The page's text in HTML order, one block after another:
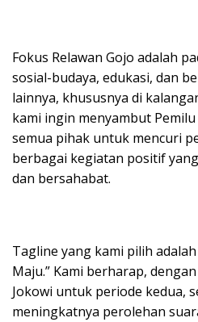
Fokus Relawan Gojo adalah
sosial-budaya, edukasi, dan
lainnya, khususnya di
kami ingin menyambut
semua pihak untuk mencuri
berbagai kegiatan positif
dan bersahabat.
Tagline yang kami pilih
Maju.” Kami berharap,
Jokowi untuk periode kedua,
meningkatnya perolehan